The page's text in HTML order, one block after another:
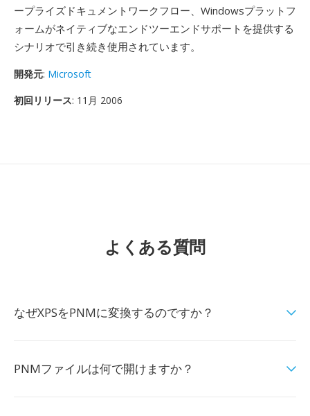
ープライズドキュメントワークフロー、Windowsプラットフ
ォームがネイティブなエンドツーエンドサポートを提供する
シナリオで引き続き使用されています。
開発元: Microsoft
初回リリース: 11月 2006
よくある質問
なぜXPSをPNMに変換するのですか？
PNMファイルは何で開けますか？